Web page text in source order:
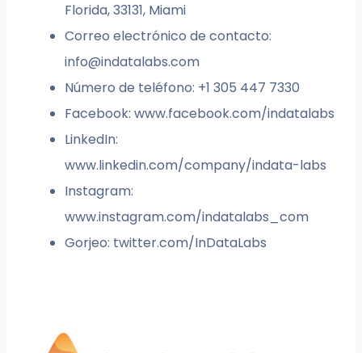
Florida, 33131, Miami
Correo electrónico de contacto:
info@indatalabs.com
Número de teléfono: +1 305 447 7330
Facebook: www.facebook.com/indatalabs
LinkedIn:
www.linkedin.com/company/indata-labs
Instagram:
www.instagram.com/indatalabs_com
Gorjeo: twitter.com/InDataLabs